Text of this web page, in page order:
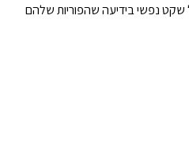
שקט נפשי בידיעה שהפוריות שלהם